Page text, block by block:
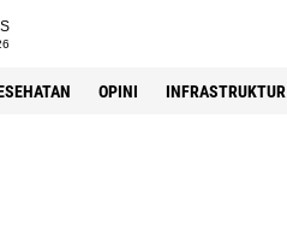
OPINI INFRASTRUKTUR